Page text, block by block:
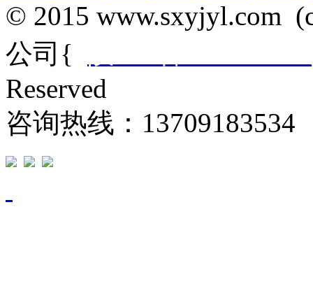
© 2015 www.sxyjyl.com
公司{
Reserved
咨询热线：13709183534